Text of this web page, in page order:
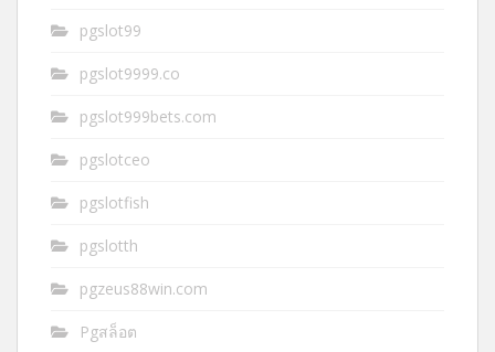
pgslot99
pgslot9999.co
pgslot999bets.com
pgslotceo
pgslotfish
pgslotth
pgzeus88win.com
Pgสล็อต